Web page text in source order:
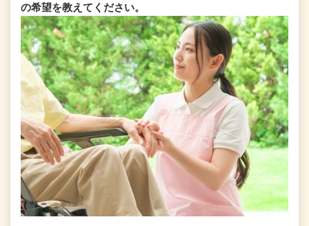
の希望を教えてください。